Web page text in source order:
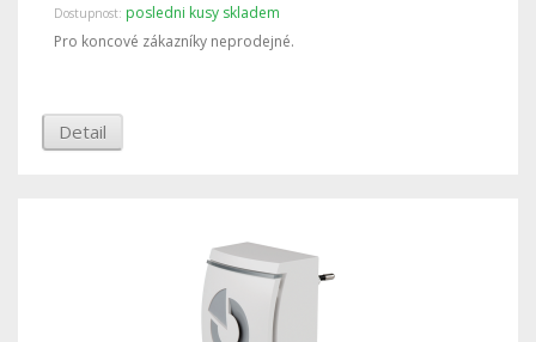
Dostupnost: posledni kusy skladem
Pro koncové zákazníky neprodejné.
Detail